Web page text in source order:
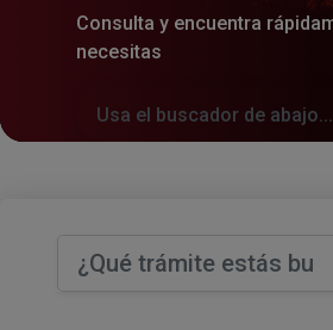
Consulta y encuentra
necesitas